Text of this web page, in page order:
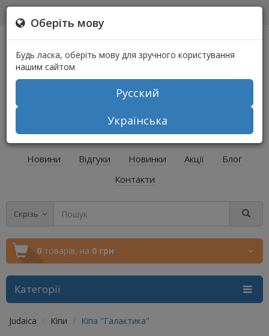
+38 (067) 541-64-04
+38 (073) 541-64-04
Новини Відгуки Новинки Акції
Блог
Контакти
Скрізь
0 товарів, на 0 грн
Категорії
Оберіть мову
Будь ласка, оберіть мову для зручного користування
нашим сайтом
Русский
Українська
Judaica Кіпи Кіпа "Галактика"